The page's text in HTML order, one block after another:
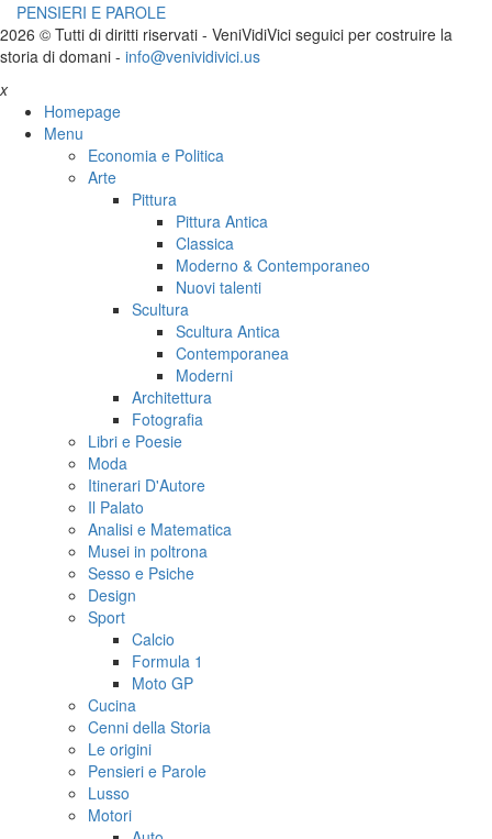
PENSIERI E PAROLE
2026 © Tutti di diritti riservati - VeniVidiVici seguici per costruire la
storia di domani - info@venividivici.us
x
Homepage
Menu
Economia e Politica
Arte
Pittura
Pittura Antica
Classica
Moderno & Contemporaneo
Nuovi talenti
Scultura
Scultura Antica
Contemporanea
Moderni
Architettura
Fotografia
Libri e Poesie
Moda
Itinerari D'Autore
Il Palato
Analisi e Matematica
Musei in poltrona
Sesso e Psiche
Design
Sport
Calcio
Formula 1
Moto GP
Cucina
Cenni della Storia
Le origini
Pensieri e Parole
Lusso
Motori